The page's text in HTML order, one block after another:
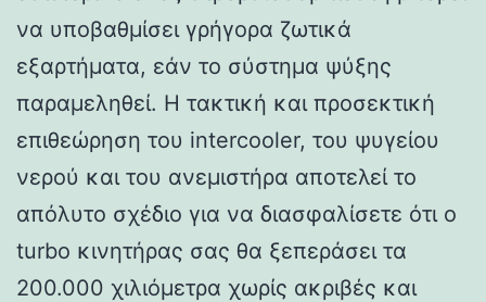
να υποβαθμίσει γρήγορα ζωτικά
εξαρτήματα, εάν το σύστημα ψύξης
παραμεληθεί. Η τακτική και προσεκτική
επιθεώρηση του intercooler, του ψυγείου
νερού και του ανεμιστήρα αποτελεί το
απόλυτο σχέδιο για να διασφαλίσετε ότι ο
turbo κινητήρας σας θα ξεπεράσει τα
200.000 χιλιόμετρα χωρίς ακριβές και